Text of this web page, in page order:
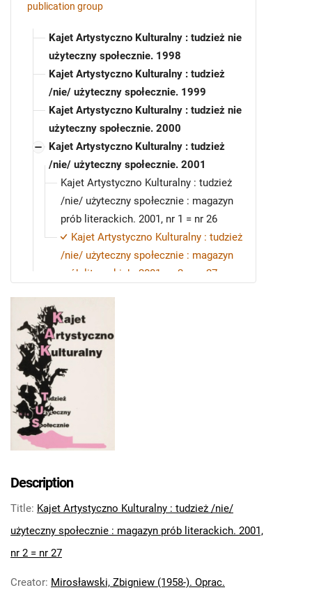
publication group
Kajet Artystyczno Kulturalny : tudzież nie
użyteczny społecznie. 1998
Kajet Artystyczno Kulturalny : tudzież
/nie/ użyteczny społecznie. 1999
Kajet Artystyczno Kulturalny : tudzież nie
użyteczny społecznie. 2000
Kajet Artystyczno Kulturalny : tudzież
/nie/ użyteczny społecznie. 2001
Kajet Artystyczno Kulturalny : tudzież
/nie/ użyteczny społecznie : magazyn
prób literackich. 2001, nr 1 = nr 26
Kajet Artystyczno Kulturalny : tudzież
/nie/ użyteczny społecznie : magazyn
prób literackich. 2001, nr 2 = nr 27
/nie/ użyteczny społecznie. 2002
Kajet Artystyczno Kulturalny : tudzież
/nie/ użyteczny społecznie. 2003
Kajet Artystyczno Kulturalny : tudzież
/nie/ użyteczny społecznie. 2004
Description
Title: Kajet Artystyczno Kulturalny : tudzież /nie/
użyteczny społecznie : magazyn prób literackich. 2001,
nr 2 = nr 27
Creator: Mirosławski, Zbigniew (1958-). Oprac.